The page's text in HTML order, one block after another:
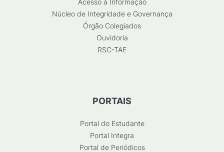
Acesso à Informação
Núcleo de Integridade e Governança
Órgão Colegiados
Ouvidoria
RSC-TAE
PORTAIS
Portal do Estudante
Portal Integra
Portal de Periódicos